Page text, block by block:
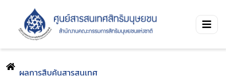
ผลการสืบค้นสารสนเทศ